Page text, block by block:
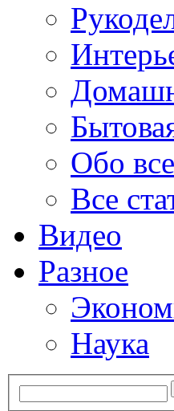
Обо
Все
Видео
Разное
Наука